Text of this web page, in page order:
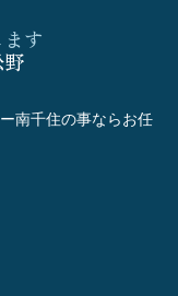
す
南千住の事ならお任